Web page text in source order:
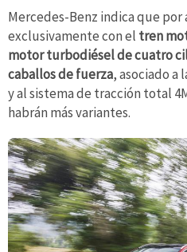
Mercedes-Benz indica que por
exclusivamente con el tren
motor turbodiésel de cuatro
caballos de fuerza, asociado a
y al sistema de tracción total
habrán más variantes.